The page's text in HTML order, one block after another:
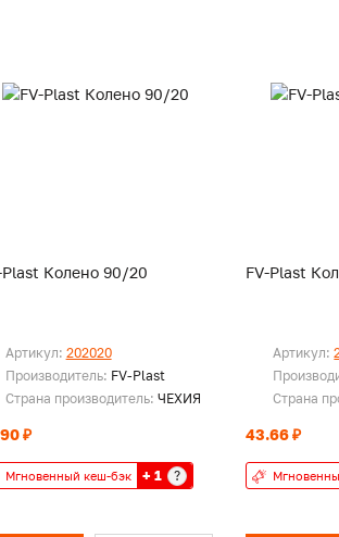
Plast Колено 90/20
Артикул: 202020
Производитель: FV-Plast
Страна производитель: ЧЕХИЯ
₽
Мгновенный кеш-бэк + 1 ?
FV-Plast
Артикул:
Страна
43.66 ₽